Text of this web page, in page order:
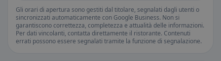
Gli orari di apertura sono gestiti dal titolare, segnalati dagli utenti o
sincronizzati automaticamente con Google Business. Non si
garantiscono correttezza, completezza e attualità delle informazioni.
Per dati vincolanti, contatta direttamente il ristorante. Contenuti
errati possono essere segnalati tramite la funzione di segnalazione.